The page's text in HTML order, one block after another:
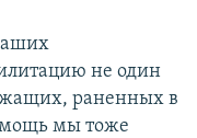
не один
раненных в
мы тоже